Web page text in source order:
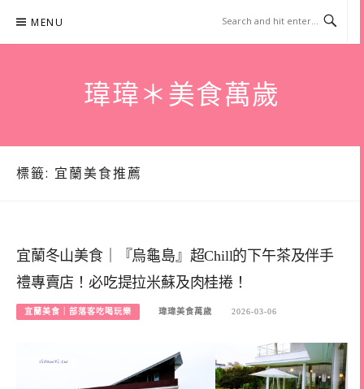
content
MENU
瑋瑋＊美食萬歲
標籤: 宜蘭美食推薦
宜蘭冬山美食｜『烏龜島』超Chill的下午茶及伴手
禮專賣店！必吃提拉米蘇及肉桂捲！
宜蘭美食｜部落客吃喝玩樂 瑋瑋美食萬歲 2026-03-06